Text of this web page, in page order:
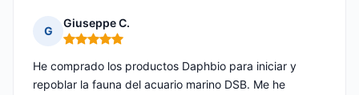
G
Giuseppe C.
Nota: 5 de 5
He comprado los productos Daphbio para iniciar y
repoblar la fauna del acuario marino DSB. Me he